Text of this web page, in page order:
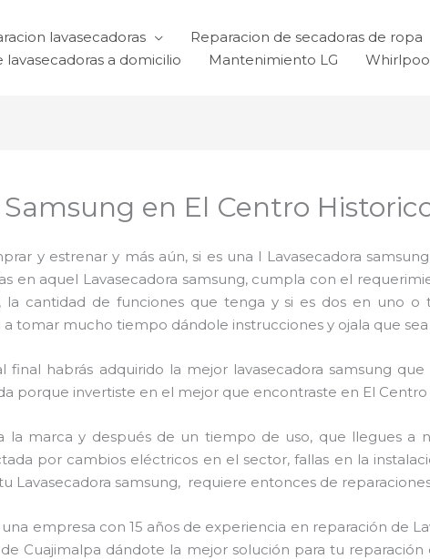
lavasecadoras Reparacion de secadoras de ropa
lavasecadoras a domicilio
Mantenimiento LG
en El Centro
y estrenar y más aún, si es una l Lavasecadora
en aquel Lavasecadora samsung, cumpla con el
la cantidad de funciones que tenga y si es dos en uno
tomar mucho tiempo dándole instrucciones y ojala que
final habrás adquirido la mejor lavasecadora samsung
porque invertiste en el mejor que encontraste en El
la marca y después de un tiempo de uso, que llegues a
por cambios eléctricos en el sector, fallas en la
Lavasecadora samsung, requiere entonces de
empresa con 15 años de experiencia en reparación de
Cuajimalpa dándote la mejor solución para tu reparación